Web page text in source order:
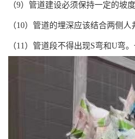
（9）管道建设必须保持一定的坡
（10）管道的埋深应该结合两侧
（11）管道段不得出现S弯和U弯